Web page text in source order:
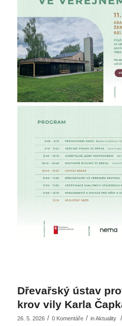
Dřevařský ústav
krov vily Karla
26. 5. 2026 / 0 Komentáře / inAktuality /